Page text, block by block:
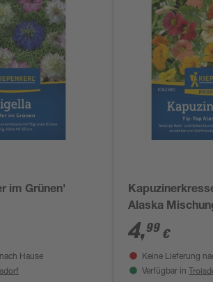
im Grünen'
Hause
Alaska
4,99 €
Keine Lieferung
Verfügbar in